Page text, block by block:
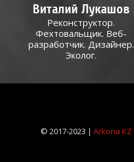
Виталий Лукашов
Реконструктор.
Фехтовальщик. Веб-
разработчик. Дизайнер.
Эколог.
© 2017-2023 |Arkona KZ